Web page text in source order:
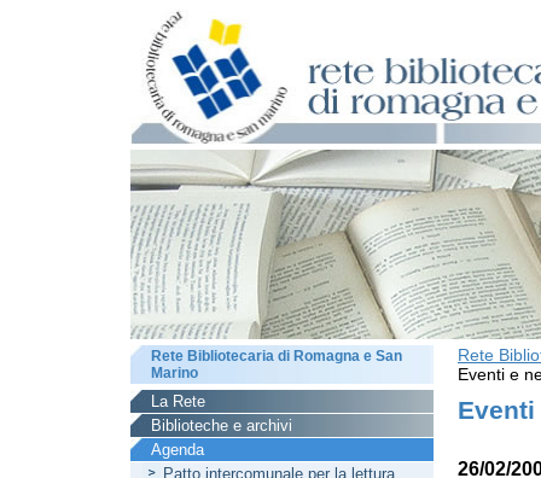
Rete
Eventi e
Eventi
26/02/
Rete Bibliotecaria di Romagna e San
Marino
La Rete
Biblioteche e archivi
Agenda
Patto intercomunale per la lettura